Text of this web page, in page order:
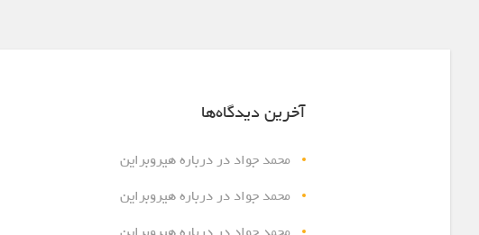
آخرین دیدگاه‌ها
محمد جواد در درباره هیروبراین
محمد جواد در درباره هیروبراین